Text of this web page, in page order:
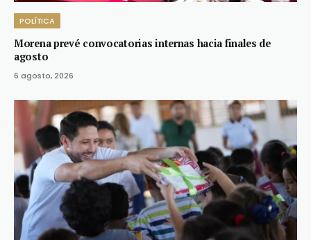
POLÍTICA
Morena prevé convocatorias internas hacia finales de
agosto
6 agosto, 2026